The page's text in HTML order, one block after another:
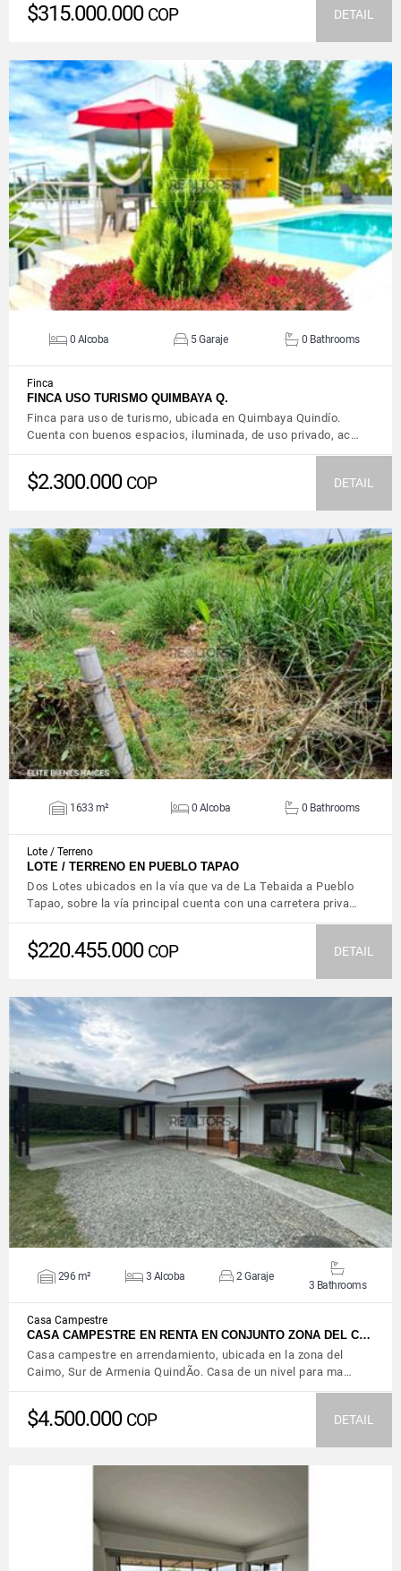
$315.000.000 COP DETAIL
VIEW DETAILS
0 Alcoba 5 Garaje 0 Bathrooms
Finca
FINCA USO TURISMO QUIMBAYA Q.
Finca para uso de turismo, ubicada en Quimbaya Quindío.
Cuenta con buenos espacios, iluminada, de uso privado, ac…
$2.300.000 COP DETAIL
VIEW DETAILS
1633 m² 0 Alcoba 0 Bathrooms
Lote / Terreno
LOTE / TERRENO EN PUEBLO TAPAO
Dos Lotes ubicados en la vía que va de La Tebaida a Pueblo
Tapao, sobre la vía principal cuenta con una carretera priva…
$220.455.000 COP DETAIL
VIEW DETAILS
296 m² 3 Alcoba 2 Garaje
3 Bathrooms
Casa Campestre
CASA CAMPESTRE EN RENTA EN CONJUNTO ZONA DEL C…
Casa campestre en arrendamiento, ubicada en la zona del
Caimo, Sur de Armenia QuindÃ­o. Casa de un nivel para ma…
$4.500.000 COP DETAIL